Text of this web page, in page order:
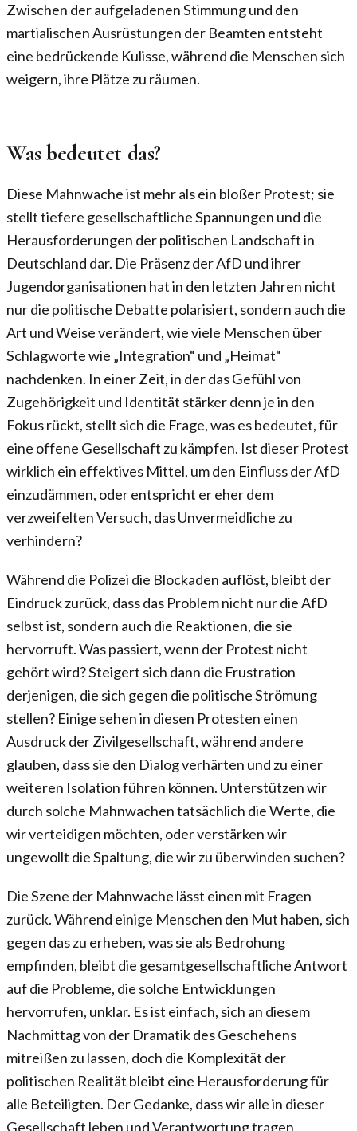
Zwischen der aufgeladenen Stimmung und den
martialischen Ausrüstungen der Beamten entsteht
eine bedrückende Kulisse, während die Menschen sich
weigern, ihre Plätze zu räumen.
Was bedeutet das?
Diese Mahnwache ist mehr als ein bloßer Protest; sie
stellt tiefere gesellschaftliche Spannungen und die
Herausforderungen der politischen Landschaft in
Deutschland dar. Die Präsenz der AfD und ihrer
Jugendorganisationen hat in den letzten Jahren nicht
nur die politische Debatte polarisiert, sondern auch die
Art und Weise verändert, wie viele Menschen über
Schlagworte wie „Integration“ und „Heimat“
nachdenken. In einer Zeit, in der das Gefühl von
Zugehörigkeit und Identität stärker denn je in den
Fokus rückt, stellt sich die Frage, was es bedeutet, für
eine offene Gesellschaft zu kämpfen. Ist dieser Protest
wirklich ein effektives Mittel, um den Einfluss der AfD
einzudämmen, oder entspricht er eher dem
verzweifelten Versuch, das Unvermeidliche zu
verhindern?
Während die Polizei die Blockaden auflöst, bleibt der
Eindruck zurück, dass das Problem nicht nur die AfD
selbst ist, sondern auch die Reaktionen, die sie
hervorruft. Was passiert, wenn der Protest nicht
gehört wird? Steigert sich dann die Frustration
derjenigen, die sich gegen die politische Strömung
stellen? Einige sehen in diesen Protesten einen
Ausdruck der Zivilgesellschaft, während andere
glauben, dass sie den Dialog verhärten und zu einer
weiteren Isolation führen können. Unterstützen wir
durch solche Mahnwachen tatsächlich die Werte, die
wir verteidigen möchten, oder verstärken wir
ungewollt die Spaltung, die wir zu überwinden suchen?
Die Szene der Mahnwache lässt einen mit Fragen
zurück. Während einige Menschen den Mut haben, sich
gegen das zu erheben, was sie als Bedrohung
empfinden, bleibt die gesamtgesellschaftliche Antwort
auf die Probleme, die solche Entwicklungen
hervorrufen, unklar. Es ist einfach, sich an diesem
Nachmittag von der Dramatik des Geschehens
mitreißen zu lassen, doch die Komplexität der
politischen Realität bleibt eine Herausforderung für
alle Beteiligten. Der Gedanke, dass wir alle in dieser
Gesellschaft leben und Verantwortung tragen,